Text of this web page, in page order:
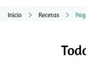
Inicio Recetas